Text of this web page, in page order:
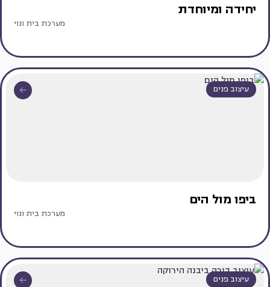
יחידה ומיוחדת
מערכת בית ונוי
עיצוב פנים
ביפו מול הים
מערכת בית ונוי
עיצוב פנים